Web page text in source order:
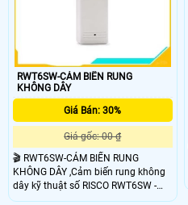
RWT6SW-CẢM BIẾN RUNG
KHÔNG DÂY
Giá Bán: 30%
Giá gốc: 00 ₫
🎬 RWT6SW-CẢM BIẾN RUNG
KHÔNG DÂY ,Cảm biến rung không
dây kỹ thuật số RISCO RWT6SW -
Cảm biến rung hông dây kỹ thuật